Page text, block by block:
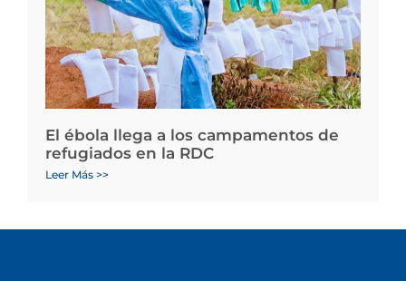
El ébola llega a los campamentos de
refugiados en la RDC
Leer Más >>